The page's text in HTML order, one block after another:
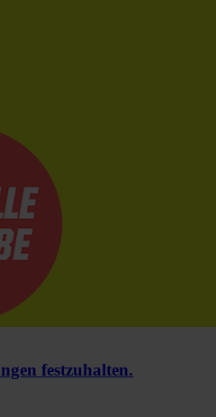
festzuhalten.